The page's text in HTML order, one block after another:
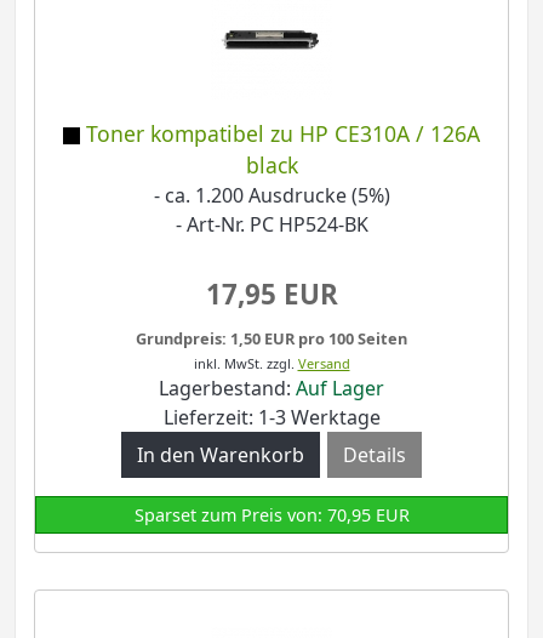
Toner kompatibel zu HP CE310A / 126A
black
- ca. 1.200 Ausdrucke (5%)
- Art-Nr. PC HP524-BK
17,95 EUR
Grundpreis: 1,50 EUR pro 100 Seiten
inkl. MwSt. zzgl. Versand
Lagerbestand: Auf Lager
Lieferzeit: 1-3 Werktage
Details
Sparset zum Preis von: 70,95 EUR